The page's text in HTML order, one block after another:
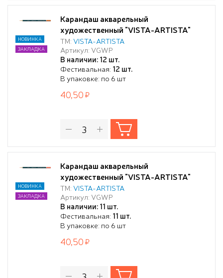
Карандаш акварельный
художественный "VISTA-ARTISTA"
"Gallery" заточенный 213 Охра
золотистая (Ochre gold)
ТМ:VISTA-ARTISTA
Артикул: VGWP
В наличии: 12 шт.
Фестивальная: 12 шт.
В упаковке: по 6 шт
НОВИНКА
ЗАКЛАДКА
40,50
Карандаш акварельный
художественный "VISTA-ARTISTA"
"Gallery" заточенный 215
Неаполитанский телесный (Naples flesh
light)
ТМ:VISTA-ARTISTA
Артикул: VGWP
В наличии: 11 шт.
Фестивальная: 11 шт.
В упаковке: по 6 шт
НОВИНКА
ЗАКЛАДКА
40,50